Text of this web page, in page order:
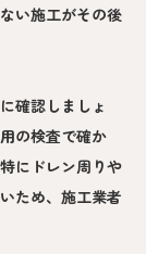
い施工がその後
確認しましょ
の検査で確か
にドレン周りや
ため、施工業者